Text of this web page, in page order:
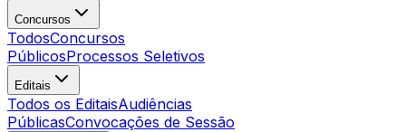
Concursos
TodosConcursos
PúblicosProcessos Seletivos
Editais
Todos os EditaisAudiências
PúblicasConvocações de Sessão